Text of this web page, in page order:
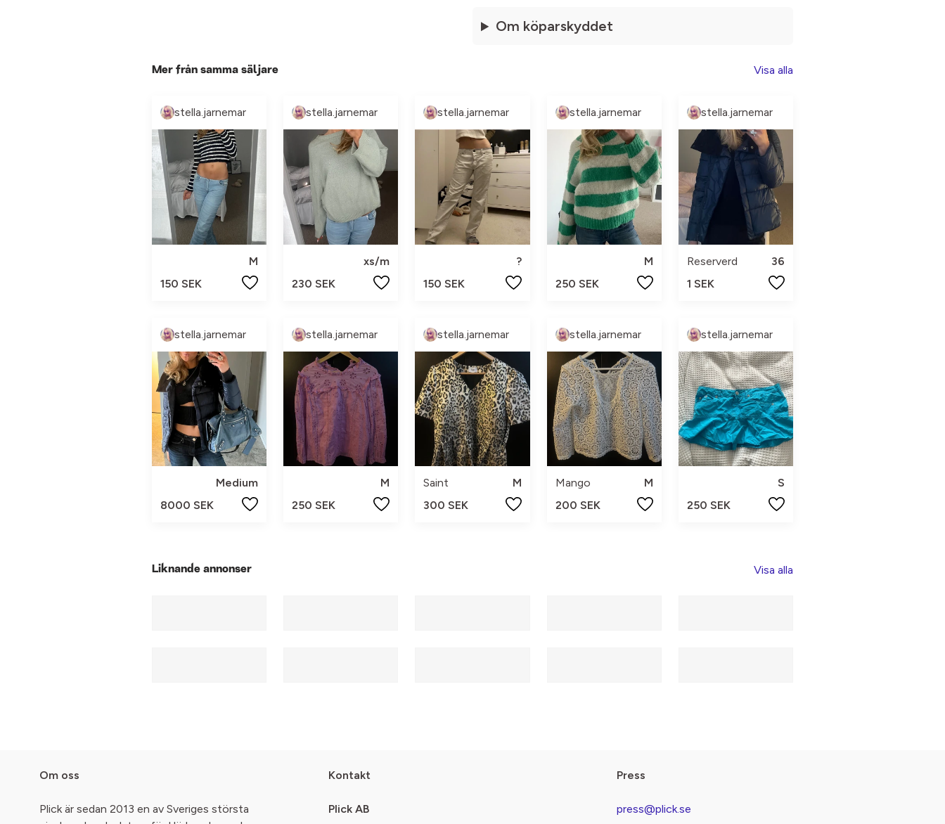
Om köparskyddet
Mer från samma säljare Visa alla
stella.jarnemar
M
150 SEK
stella.jarnemar
xs/m
230 SEK
stella.jarnemar
?
150 SEK
stella.jarnemar
M
250 SEK
stella.jarnemar
Reserverd
36
1 SEK
stella.jarnemar
Medium
8000 SEK
stella.jarnemar
M
250 SEK
stella.jarnemar
Saint
M
300 SEK
stella.jarnemar
Mango
M
200 SEK
stella.jarnemar
S
250 SEK
Liknande annonser Visa alla
Om oss
Plick är sedan 2013 en av Sveriges största
Kontakt
Plick AB
Press
press@plick.se